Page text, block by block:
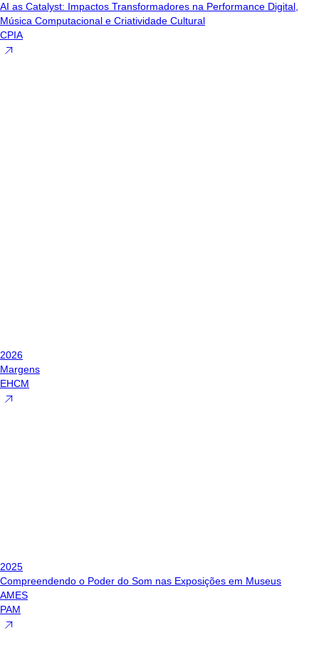
AI as Catalyst: Impactos Transformadores na Performance Digital,
Música Computacional e Criatividade Cultural
CPIA
2026
Margens
EHCM
2025
Compreendendo o Poder do Som nas Exposições em Museus
AMES
PAM